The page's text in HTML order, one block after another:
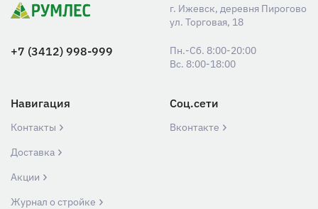
г. Ижевск, деревня Пирогово
ул. Торговая, 18
+7 (3412) 998-999
Пн.-Сб. 8:00-20:00
Вс. 8:00-18:00
Навигация
Контакты
Доставка
Акции
Журнал о стройке
Соц.сети
Вконтакте